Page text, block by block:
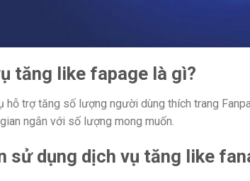
tăng like fapage là gì?
hỗ trợ tăng số lượng người dùng thích trang
ngắn với số lượng mong muốn.
sử dụng dịch vụ tăng like